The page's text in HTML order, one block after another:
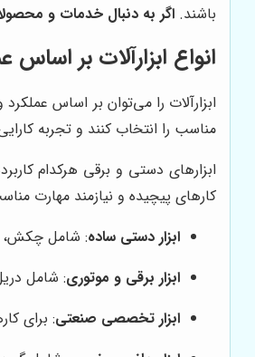
باشند. اگر به دنبال خدمات و
انواع ابزارآلات بر اساس
ابزارآلات را می‌توان بر اساس
مناسب را انتخاب کنند و تجربه
ابزارهای دستی و برقی هرکدام
کارهای پیچیده و نیازمند مهارت
ابزار دستی ساده: شامل چکش،
ابزار برقی و موتوری: شامل
ابزار تخصصی صنعتی: برای